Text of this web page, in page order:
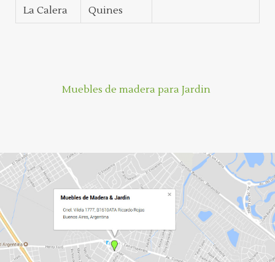
La Calera Quines
Muebles de madera para Jardin